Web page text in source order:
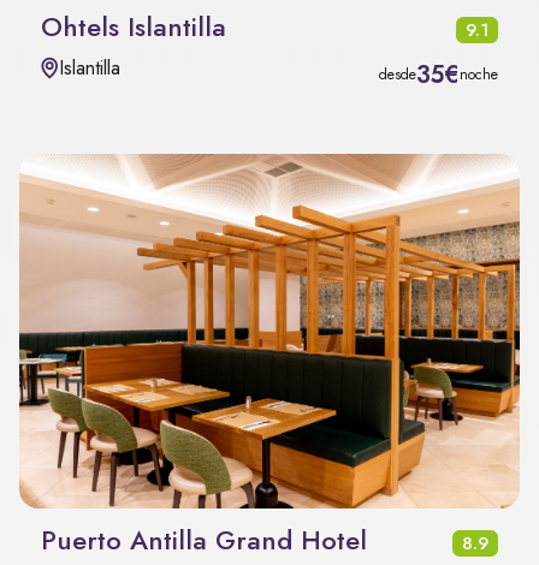
Ohtels Islantilla 9.1
Islantilla desde35€noche
Puerto Antilla Grand Hotel 8.9